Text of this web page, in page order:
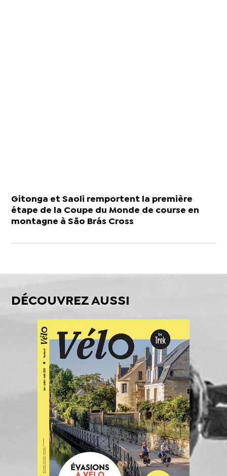
Gitonga et Saoli remportent la première
étape de la Coupe du Monde de course en
montagne à São Brás Cross
DÉCOUVREZ AUSSI